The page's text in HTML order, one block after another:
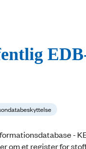
-
om et register for